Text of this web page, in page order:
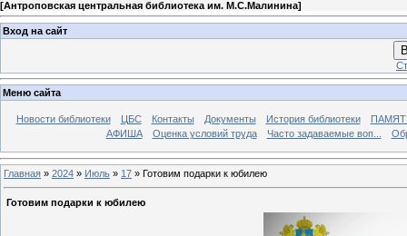
[Антроповская центральная библиотека им. М.С.Малинина]
Вход на сайт
Меню сайта
Новости библиотеки ЦБС Контакты Документы История библиотеки
АФИША
Оценка условий труда Часто задаваемые воп...
Главная » 2024 » Июль » 17 » Готовим подарки к юбилею
Готовим подарки к юбилею